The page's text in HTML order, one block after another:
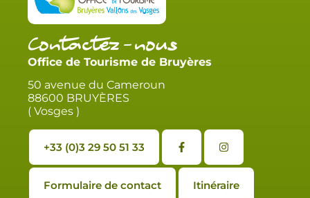
Contactez-nous
Office de Tourisme de Bruyères
50 avenue du Cameroun
88600 BRUYÈRES
( Vosges )
+33 (0)3 29 50 51 33
Formulaire de contact Itinéraire